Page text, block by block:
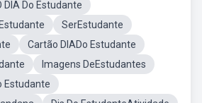
DIA Do Estudante
SerEstudante
Cartão DIADo Estudante
Imagens DeEstudantes
Estudante